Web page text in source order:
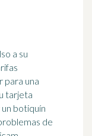
a su
para una
tarjeta
botiquín
de